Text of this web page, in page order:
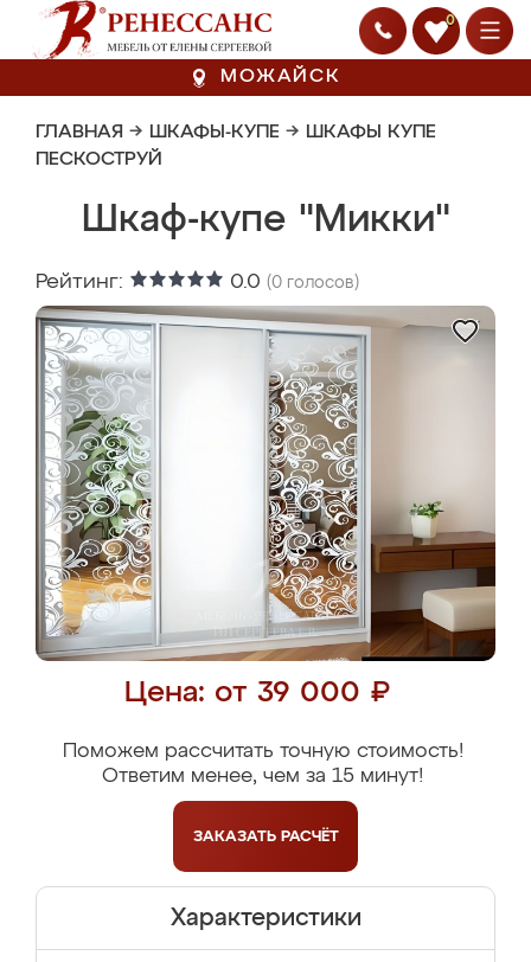
0
МОЖАЙСК
ГЛАВНАЯ → ШКАФЫ-КУПЕ → ШКАФЫ КУПЕ
ПЕСКОСТРУЙ
Шкаф-купе "Микки"
Рейтинг: 0.0 (0 голосов)
Цена: от 39 000 ₽
Поможем рассчитать точную стоимость!
Ответим менее, чем за 15 минут!
ЗАКАЗАТЬ РАСЧЁТ
Характеристики